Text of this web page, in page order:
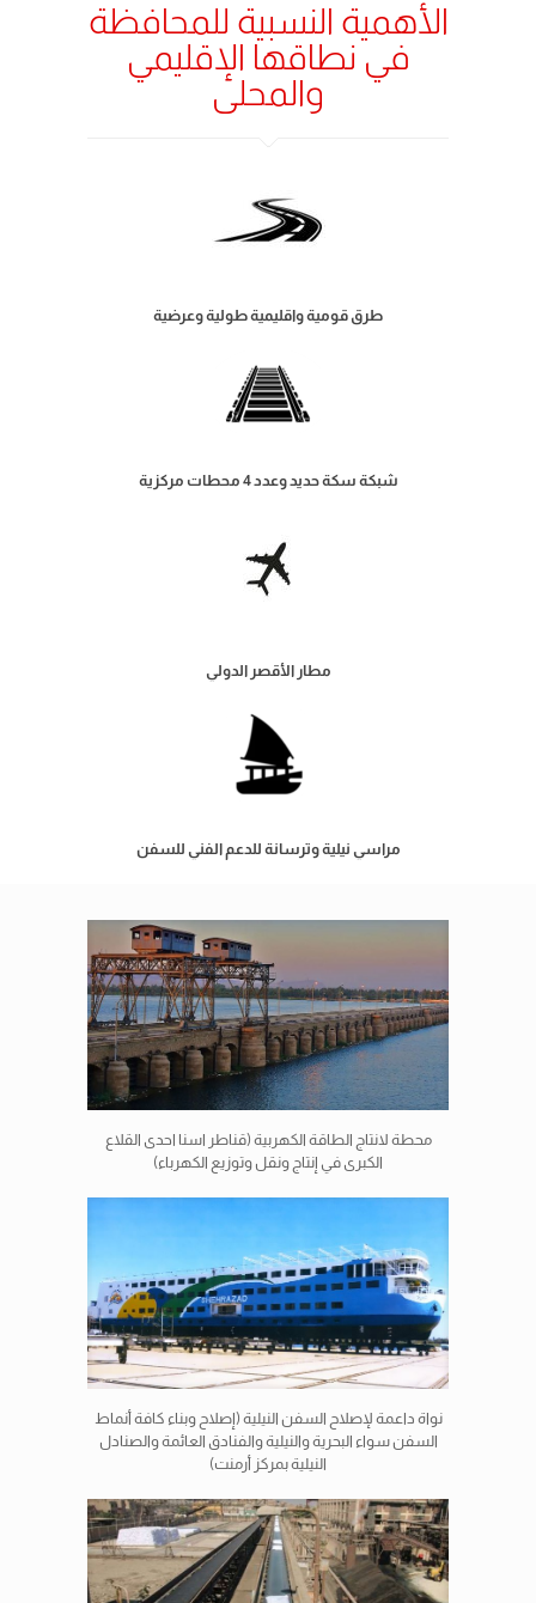
الأهمية النسبية للمحافظة
في نطاقها الإقليمي
والمحلى
طرق قومية واقليمية طولية وعرضية
شبكة سكة حديد وعدد 4 محطات مركزية
مطار الأقصر الدولي
مراسي نيلية وترسانة للدعم الفني للسفن
محطة لانتاج الطاقة الكهربية (قناطر اسنا احدى القلاع
الكبرى في إنتاج ونقل وتوزيع الكهرباء)
نواة داعمة لإصلاح السفن النيلية (إصلاح وبناء كافة أنماط
السفن سواء البحرية والنيلية والفنادق العائمة والصنادل
النيلية بمركز أرمنت)